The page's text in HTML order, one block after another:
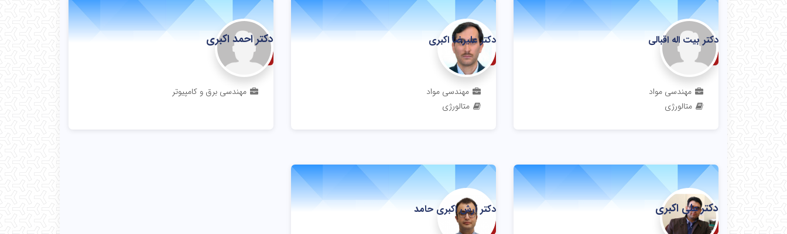
دکتر بیت اله اقبالی
استاد
مهندسی مواد
متالورژی
دکتر علیرضا اکبری
استاد
مهندسی مواد
متالورژی
دکتر احمد اکبری
دانشیار
مهندسی برق و کامپیوتر
دکتر علی اکبری
استادیار
دکتر آرش اکبری حامد
دانشیار